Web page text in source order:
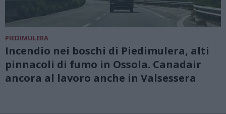
PIEDIMULERA
Incendio nei boschi di Piedimulera, alti
pinnacoli di fumo in Ossola. Canadair
ancora al lavoro anche in Valsessera